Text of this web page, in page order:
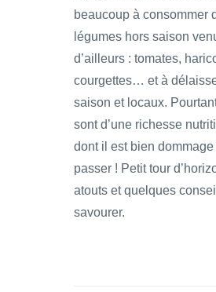
beaucoup à consommer
légumes hors saison
d’ailleurs : tomates,
courgettes… et à
saison et locaux.
sont d’une richesse
dont il est bien
passer ! Petit tour
atouts et quelques
savourer.